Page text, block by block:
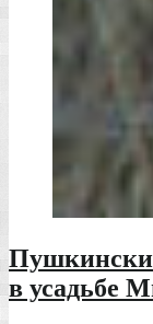
в усадьбе